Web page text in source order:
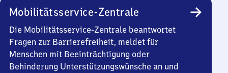
Mobilitätsservice-Zentrale
Die Mobilitätsservice-Zentrale beantwortet
Fragen zur Barrierefreiheit, meldet für
Menschen mit Beeinträchtigung oder
Behinderung Unterstützungswünsche an und